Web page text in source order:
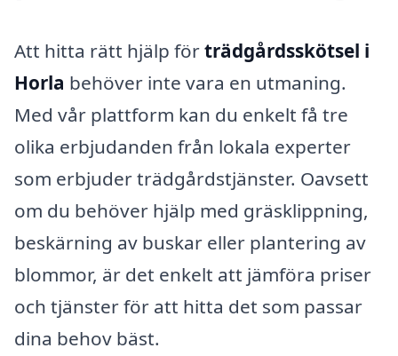
Att hitta rätt hjälp förträdgårdsskötsel i
Horla behöver inte vara en utmaning.
Med vår plattform kan du enkelt få tre
olika erbjudanden från lokala experter
som erbjuder trädgårdstjänster. Oavsett
om du behöver hjälp med gräsklippning,
beskärning av buskar eller plantering av
blommor, är det enkelt att jämföra priser
och tjänster för att hitta det som passar
dina behov bäst.